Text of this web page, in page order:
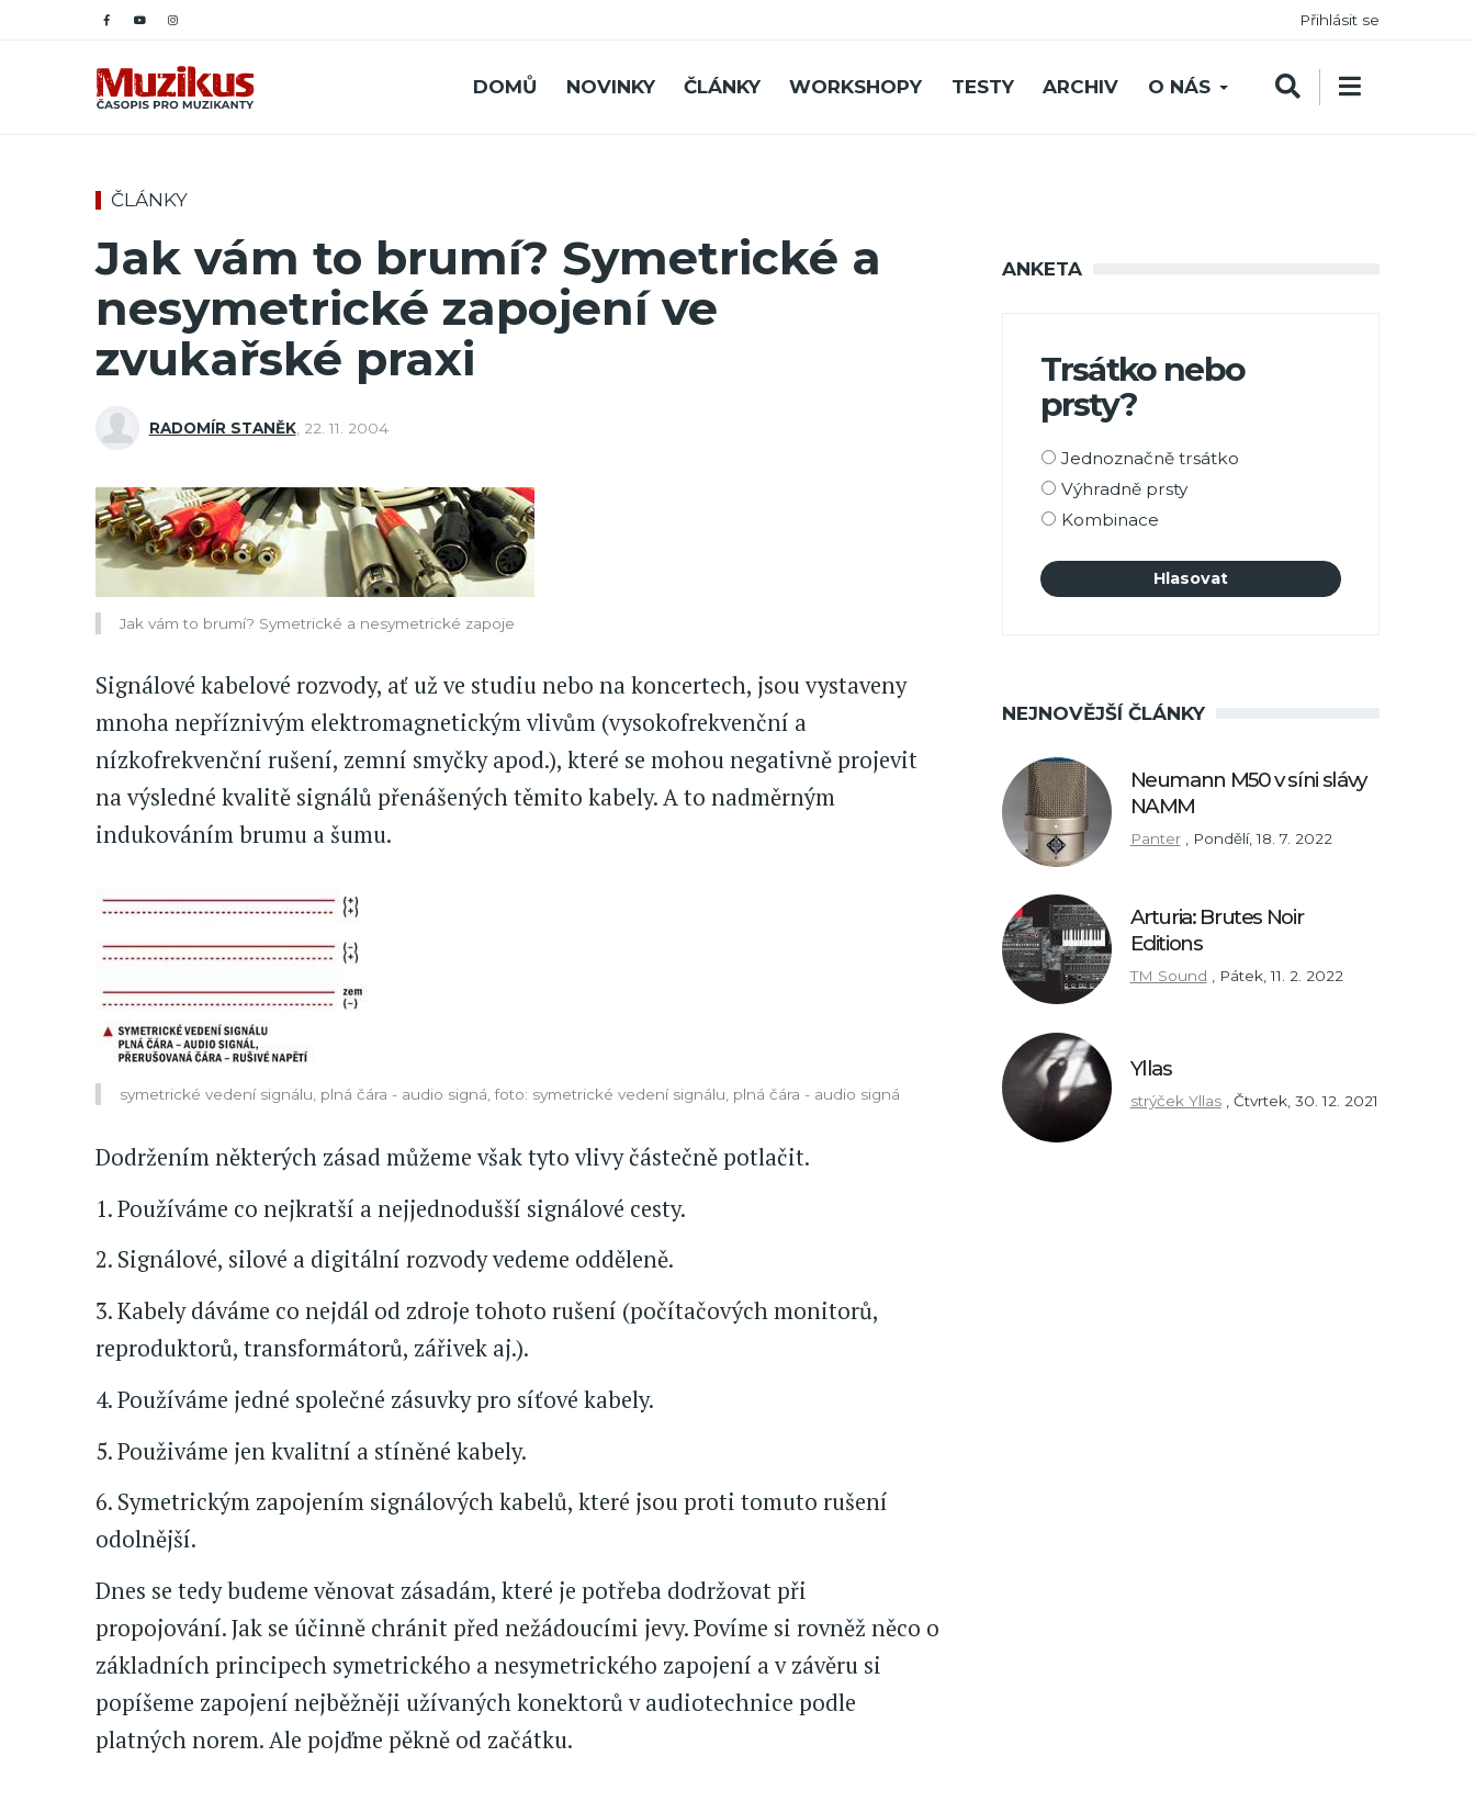
Přihlásit se
DOMŮ NOVINKY ČLÁNKY WORKSHOPY TESTY ARCHIV O NÁS
ČLÁNKY
Jak vám to brumí? Symetrické a
nesymetrické zapojení ve
zvukařské praxi
RADOMÍR STANĚK, 22. 11. 2004
Jak vám to brumí? Symetrické a nesymetrické zapoje
Signálové kabelové rozvody, ať už ve studiu nebo na koncertech, jsou vystaveny
mnoha nepříznivým elektromagnetickým vlivům (vysokofrekvenční a
nízkofrekvenční rušení, zemní smyčky apod.), které se mohou negativně projevit
na výsledné kvalitě signálů přenášených těmito kabely. A to nadměrným
indukováním brumu a šumu.
symetrické vedení signálu, plná čára - audio signá, foto: symetrické vedení signálu, plná čára - audio signá
Dodržením některých zásad můžeme však tyto vlivy částečně potlačit.
1. Používáme co nejkratší a nejjednodušší signálové cesty.
2. Signálové, silové a digitální rozvody vedeme odděleně.
3. Kabely dáváme co nejdál od zdroje tohoto rušení (počítačových monitorů,
reproduktorů, transformátorů, zářivek aj.).
4. Používáme jedné společné zásuvky pro síťové kabely.
5. Použiváme jen kvalitní a stíněné kabely.
6. Symetrickým zapojením signálových kabelů, které jsou proti tomuto rušení
odolnější.
Dnes se tedy budeme věnovat zásadám, které je potřeba dodržovat při
propojování. Jak se účinně chránit před nežádoucími jevy. Povíme si rovněž něco o
základních principech symetrického a nesymetrického zapojení a v závěru si
popíšeme zapojení nejběžněji užívaných konektorů v audiotechnice podle
platných norem. Ale pojďme pěkně od začátku.
ANKETA
Trsátko nebo
prsty?
Možnosti
výběru
Jednoznačně trsátko
Výhradně prsty
Kombinace
NEJNOVĚJŠÍ ČLÁNKY
Neumann M50 v síni slávy
NAMM
Panter Pondělí, 18. 7. 2022
Arturia: Brutes Noir
Editions
TM Sound , Pátek, 11. 2. 2022
Yllas
strýček Yllas Čtvrtek, 30. 12. 2021